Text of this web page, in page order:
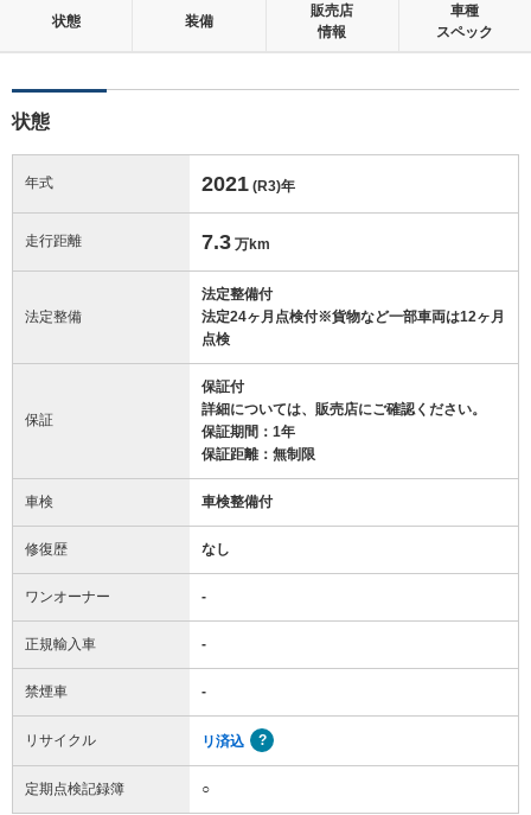
状態 装備
販売店
情報
車種
スペック
状態
年式 2021 (R3)年
走行距離 7.3 万km
法定整備
法定整備付
法定24ヶ月点検付※貨物など一部車両は12ヶ月
点検
保証
保証付
詳細については、販売店にご確認ください。
保証期間：1年
保証距離：無制限
車検 車検整備付
修復歴 なし
ワンオーナー -
正規輸入車 -
禁煙車 -
リサイクル リ済込
定期点検記録簿 ○